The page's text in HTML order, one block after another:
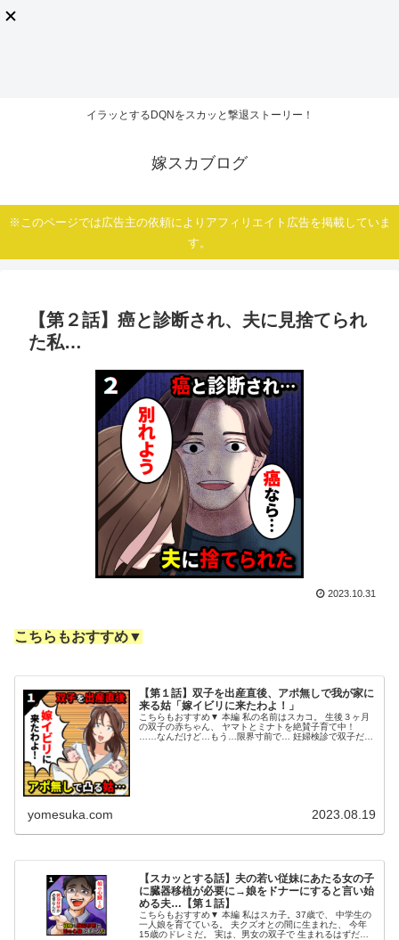
イラッとするDQNをスカッと撃退ストーリー！
嫁スカブログ
※このページでは広告主の依頼によりアフィリエイト広告を掲載していま
す。
【第２話】癌と診断され、夫に見捨てられ
た私…
2023.10.31
こちらもおすすめ▼
【第１話】双子を出産直後、アポ無しで我が家に
来る姑「嫁イビリに来たわよ！」
こちらもおすすめ▼ 本編 私の名前はスカコ。 生後３ヶ月
の双子の赤ちゃん、 ヤマト​​とミナトを絶賛子育て中！
……なんだけど…もう…限界寸前で… 妊婦検診で双子だと
yomesuka.com 2023.08.19
【スカッとする話】夫の若い従妹にあたる女の子
に臓器移植が必要に→娘をドナーにすると言い始
める夫…【第１話】
こちらもおすすめ▼ 本編 私はスカ子。37歳で、 中学生の
一人娘を育てている。 夫クズオとの間に生まれた、 今年
15歳のドレミだ。 実は、男女の双子で 生まれるはずだっ